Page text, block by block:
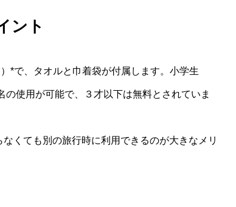
ント
*で、タオルと巾着袋が付属します。小学生
の使用が可能で、３才以下は無料とされていま
くても別の旅行時に利用できるのが大きなメリ